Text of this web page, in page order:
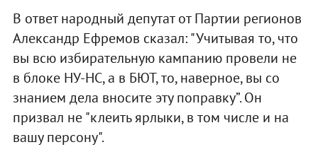
В ответ народный депутат от Партии регионов
Александр Ефремов сказал: "Учитывая то, что
вы всю избирательную кампанию провели не
в блоке НУ-НС, а в БЮТ, то, наверное, вы со
знанием дела вносите эту поправку”. Он
призвал не "клеить ярлыки, в том числе и на
вашу персону".